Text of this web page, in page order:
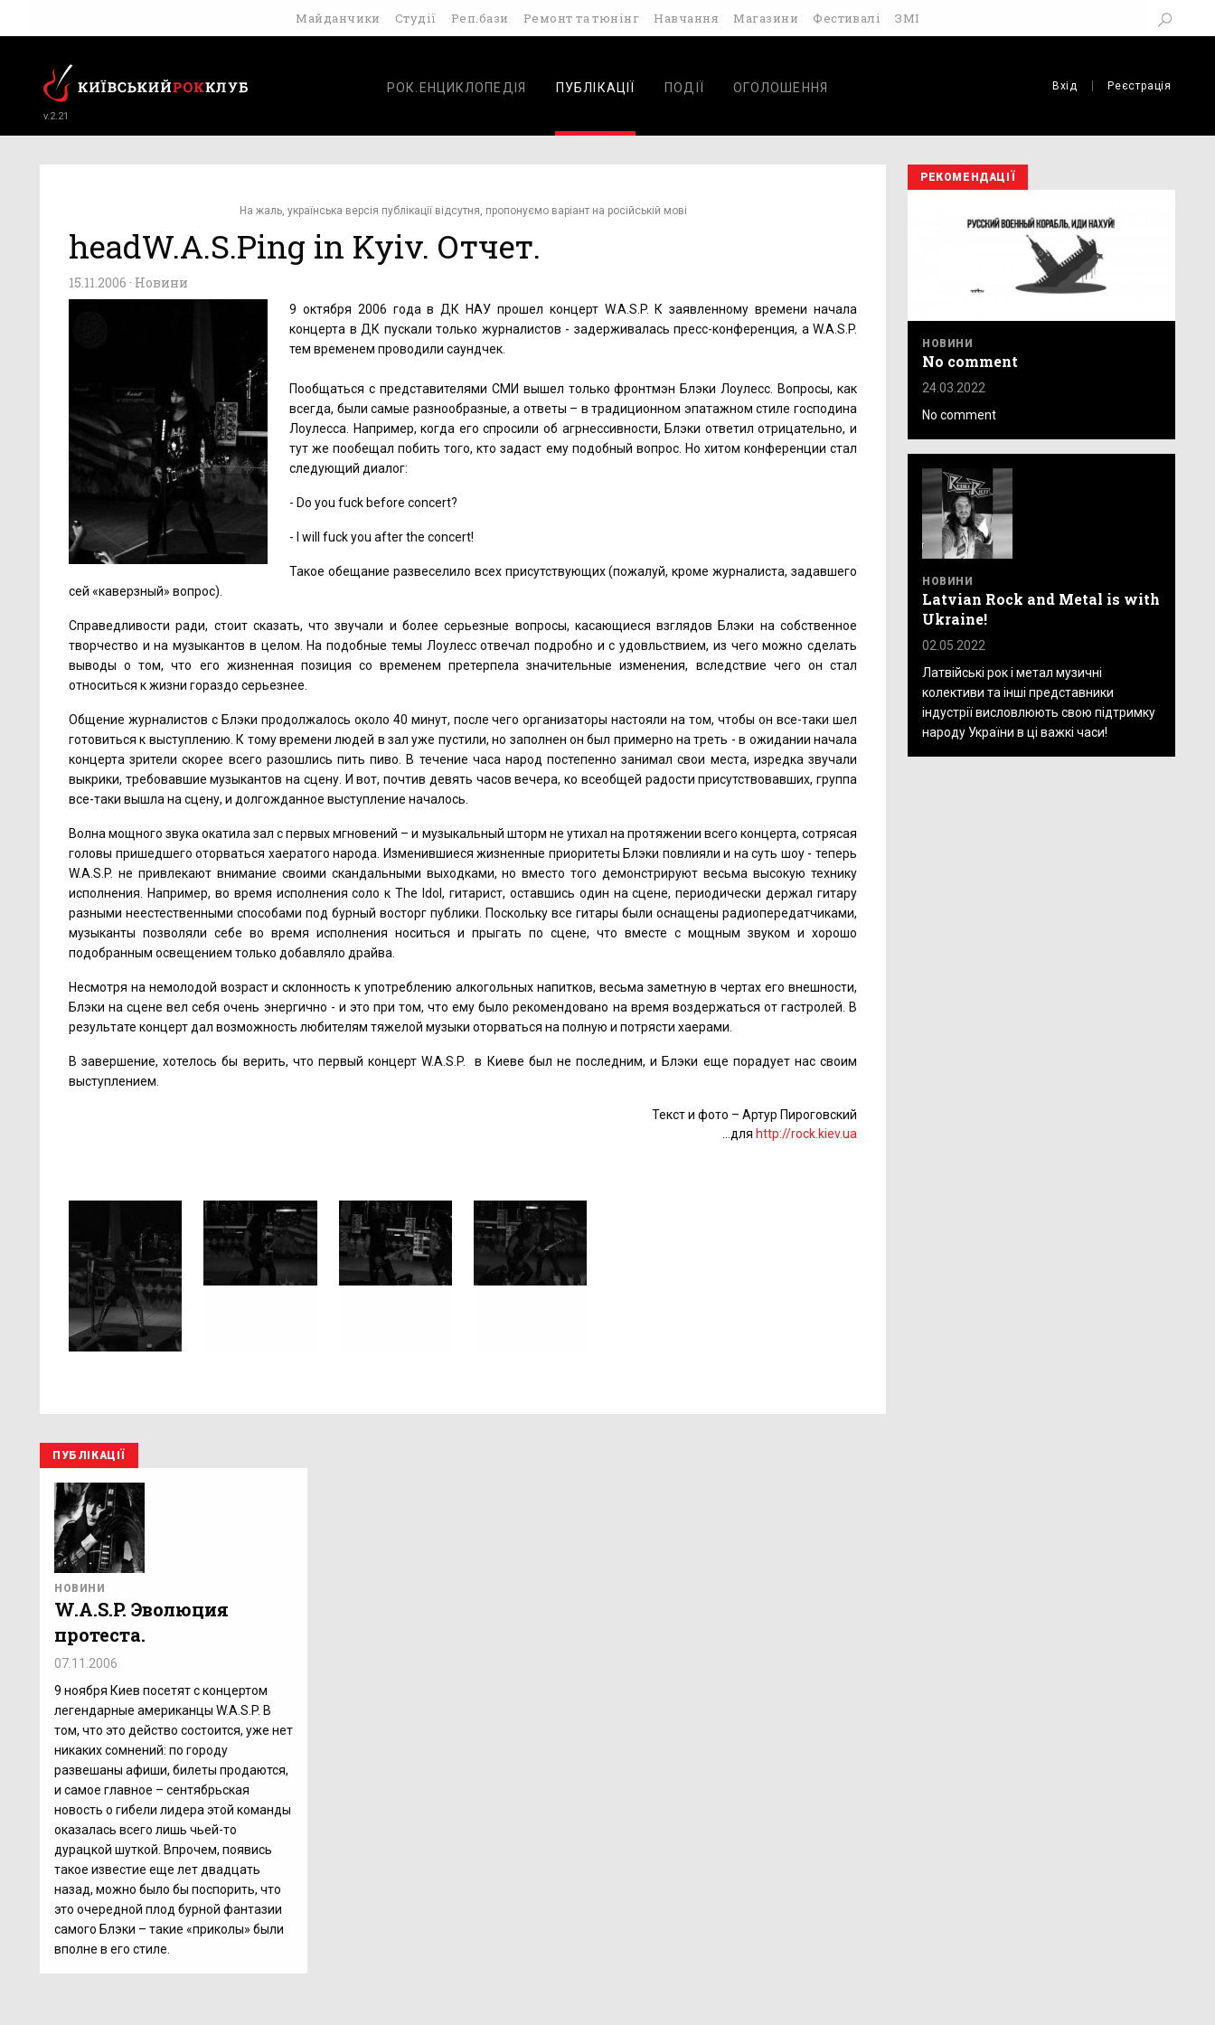
Майданчики Студії Реп.бази Ремонт та тюнінг Навчання Магазини Фестивалі ЗМІ
v.2.21
РОК.ЕНЦИКЛОПЕДІЯ ПУБЛІКАЦІЇ ПОДІЇ ОГОЛОШЕННЯ Вхід Реєстрація
На жаль, українська версія публікації відсутня, пропонуємо варіант на російській мові
headW.A.S.Ping in Kyiv. Отчет.
15.11.2006 · Новини
9 октября 2006 года в ДК НАУ прошел концерт W.A.S.P. К заявленному времени начала
концерта в ДК пускали только журналистов - задерживалась пресс-конференция, а W.A.S.P.
тем временем проводили саундчек.
Пообщаться с представителями СМИ вышел только фронтмэн Блэки Лоулесс. Вопросы, как
всегда, были самые разнообразные, а ответы – в традиционном эпатажном стиле господина
Лоулесса. Например, когда его спросили об агрнессивности, Блэки ответил отрицательно, и
тут же пообещал побить того, кто задаст ему подобный вопрос. Но хитом конференции стал
следующий диалог:
- Do you fuck before concert?
- I will fuck you after the concert!
Такое обещание развеселило всех присутствующих (пожалуй, кроме журналиста, задавшего
сей «каверзный» вопрос).
Справедливости ради, стоит сказать, что звучали и более серьезные вопросы, касающиеся взглядов Блэки на собственное
творчество и на музыкантов в целом. На подобные темы Лоулесс отвечал подробно и с удовльствием, из чего можно сделать
выводы о том, что его жизненная позиция со временем претерпела значительные изменения, вследствие чего он стал
относиться к жизни гораздо серьезнее.
Общение журналистов с Блэки продолжалось около 40 минут, после чего организаторы настояли на том, чтобы он все-таки шел
готовиться к выступлению. К тому времени людей в зал уже пустили, но заполнен он был примерно на треть - в ожидании начала
концерта зрители скорее всего разошлись пить пиво. В течение часа народ постепенно занимал свои места, изредка звучали
выкрики, требовавшие музыкантов на сцену. И вот, почтив девять часов вечера, ко всеобщей радости присутствовавших, группа
все-таки вышла на сцену, и долгожданное выступление началось.
Волна мощного звука окатила зал с первых мгновений – и музыкальный шторм не утихал на протяжении всего концерта, сотрясая
головы пришедшего оторваться хаератого народа. Изменившиеся жизненные приоритеты Блэки повлияли и на суть шоу - теперь
W.A.S.P. не привлекают внимание своими скандальными выходками, но вместо того демонстрируют весьма высокую технику
исполнения. Например, во время исполнения соло к The Idol, гитарист, оставшись один на сцене, периодически держал гитару
разными неестественными способами под бурный восторг публики. Поскольку все гитары были оснащены радиопередатчиками,
музыканты позволяли себе во время исполнения носиться и прыгать по сцене, что вместе с мощным звуком и хорошо
подобранным освещением только добавляло драйва.
Несмотря на немолодой возраст и склонность к употреблению алкогольных напитков, весьма заметную в чертах его внешности,
Блэки на сцене вел себя очень энергично - и это при том, что ему было рекомендовано на время воздержаться от гастролей. В
результате концерт дал возможность любителям тяжелой музыки оторваться на полную и потрясти хаерами.
В завершение, хотелось бы верить, что первый концерт W.A.S.P. в Киеве был не последним, и Блэки еще порадует нас своим
выступлением.
Текст и фото – Артур Пироговский
…для http://rock.kiev.ua
ПУБЛІКАЦІЇ
НОВИНИ
W.A.S.P. Эволюция
протеста.
07.11.2006
9 ноября Киев посетят с концертом
легендарные американцы W.A.S.P. В
том, что это действо состоится, уже нет
никаких сомнений: по городу
развешаны афиши, билеты продаются,
и самое главное – сентябрьская
новость о гибели лидера этой команды
оказалась всего лишь чьей-то
дурацкой шуткой. Впрочем, появись
такое известие еще лет двадцать
назад, можно было бы поспорить, что
это очередной плод бурной фантазии
самого Блэки – такие «приколы» были
вполне в его стиле.
РЕКОМЕНДАЦІЇ
НОВИНИ
No comment
24.03.2022
No comment
НОВИНИ
Latvian Rock and Metal is with
Ukraine!
02.05.2022
Латвійські рок і метал музичні
колективи та інші представники
індустрії висловлюють свою підтримку
народу України в ці важкі часи!